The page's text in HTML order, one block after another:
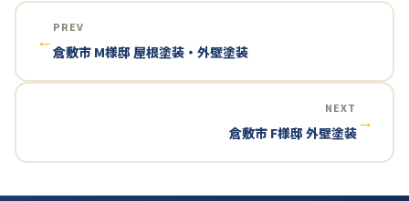
←
PREV
倉敷市 M様邸 屋根塗装・外壁塗装
NEXT
倉敷市 F様邸 外壁塗装
→